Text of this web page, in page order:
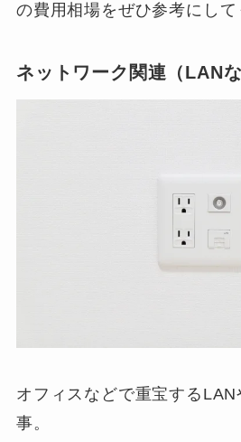
の費用相場をぜひ参考にして
ネットワーク関連（LAN
オフィスなどで重宝する
事。